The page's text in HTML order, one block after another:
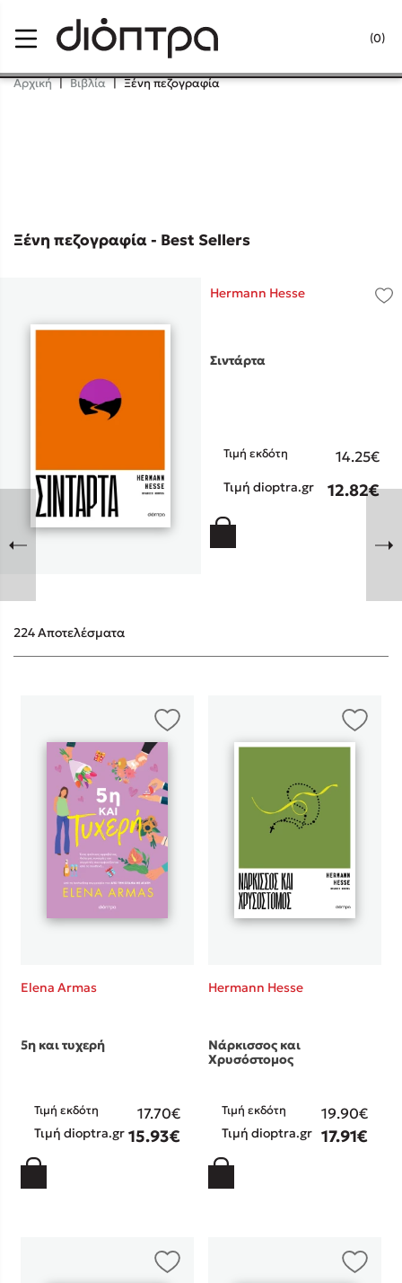
(0)
Κλείσιμο
Καθρέφτης
Sebastian Fitzek
Το λεξικό της ζωής σου
Κώστας Κρομμύδας
Το λιμάνι μου είσαι εσύ
Ένας γίγαντας στο σχολείο
Δανάη Δεληγεώργη
Αρχική | Βιβλία | Ξένη πεζογραφία
Ξένη πεζογραφία - Best Sellers
Hermann Hesse
Σιντάρτα
Τιμή εκδότη 14.25€
Τιμή dioptra.gr 12.82€
224 Αποτελέσματα
Elena Armas
5η και τυχερή
Τιμή εκδότη 17.70€
Τιμή dioptra.gr 15.93€
Hermann Hesse
Νάρκισσος και
Χρυσόστομος
Τιμή εκδότη 19.90€
Τιμή dioptra.gr 17.91€